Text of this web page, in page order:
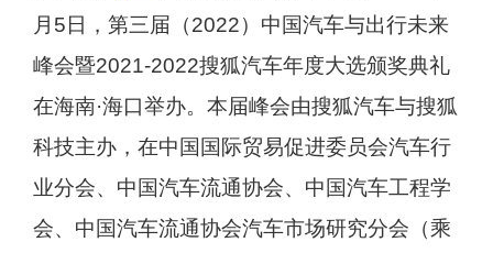
月5日，第三届（2022）中国汽车与出行未来
峰会暨2021-2022搜狐汽车年度大选颁奖典礼
在海南·海口举办。本届峰会由搜狐汽车与搜狐
科技主办，在中国国际贸易促进委员会汽车行
业分会、中国汽车流通协会、中国汽车工程学
会、中国汽车流通协会汽车市场研究分会（乘